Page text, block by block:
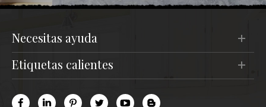
necesitas ayuda
etiquetas calientes